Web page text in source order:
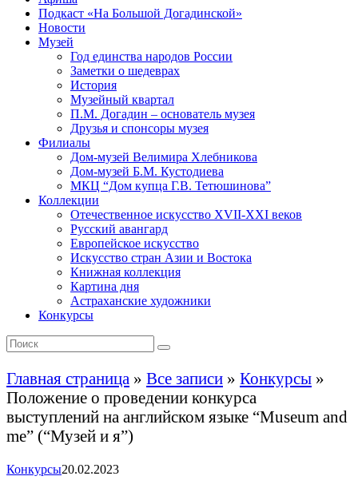
Подкаст «На Большой Догадинской»
Новости
Музей
Год единства народов России
Заметки о шедеврах
История
Музейный квартал
П.М. Догадин – основатель музея
Друзья и спонсоры музея
Филиалы
Дом-музей Велимира Хлебникова
Дом-музей Б.М. Кустодиева
МКЦ “Дом купца Г.В. Тетюшинова”
Коллекции
Отечественное искусство XVII-XXI веков
Русский авангард
Европейское искусство
Искусство стран Азии и Востока
Книжная коллекция
Картина дня
Астраханские художники
Конкурсы
Главная страница » Все записи » Конкурсы »
Положение о проведении конкурса
выступлений на английском языке “Museum and
me” (“Музей и я”)
Конкурсы20.02.2023